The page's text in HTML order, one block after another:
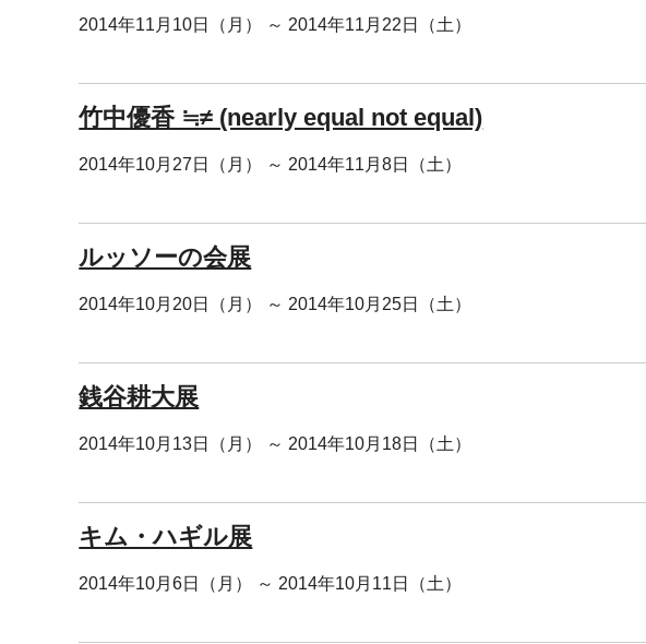
2014年11月10日（月） ～ 2014年11月22日（土）
竹中優香 ≒≠ (nearly equal not equal)
2014年10月27日（月） ～ 2014年11月8日（土）
ルッソーの会展
2014年10月20日（月） ～ 2014年10月25日（土）
銭谷耕大展
2014年10月13日（月） ～ 2014年10月18日（土）
キム・ハギル展
2014年10月6日（月） ～ 2014年10月11日（土）